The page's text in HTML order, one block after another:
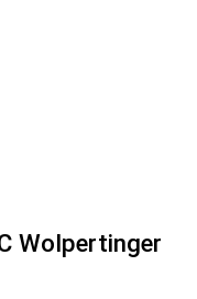
Wolpertinger